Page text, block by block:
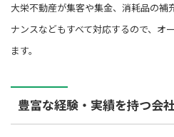
大栄不動産が集客や集金、消耗品の補
ナンスなどもすべて対応するので、オ
ます。
豊富な経験・実績を持つ会